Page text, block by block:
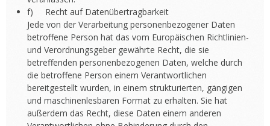
f) Recht auf Datenübertragbarkeit
Jede von der Verarbeitung personenbezogener Daten
betroffene Person hat das vom Europäischen Richtlinien-
und Verordnungsgeber gewährte Recht, die sie
betreffenden personenbezogenen Daten, welche durch
die betroffene Person einem Verantwortlichen
bereitgestellt wurden, in einem strukturierten, gängigen
und maschinenlesbaren Format zu erhalten. Sie hat
außerdem das Recht, diese Daten einem anderen